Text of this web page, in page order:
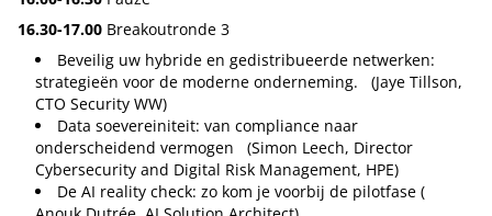
16.30-17.00 Breakoutronde 3
Beveilig uw hybride en gedistribueerde netwerken:
strategieën voor de moderne onderneming. (Jaye Tillson,
CTO Security WW)
Data soevereiniteit: van compliance naar
onderscheidend vermogen (Simon Leech, Director
Cybersecurity and Digital Risk Management, HPE)
De AI reality check: zo kom je voorbij de pilotfase (